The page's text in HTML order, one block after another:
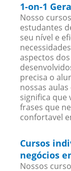
1-on-1
Nosso
estudantes
seu nível e
aspectos
precisa o
nossas
significa que
frases que
confortavel
Cursos
negócios
Nossos